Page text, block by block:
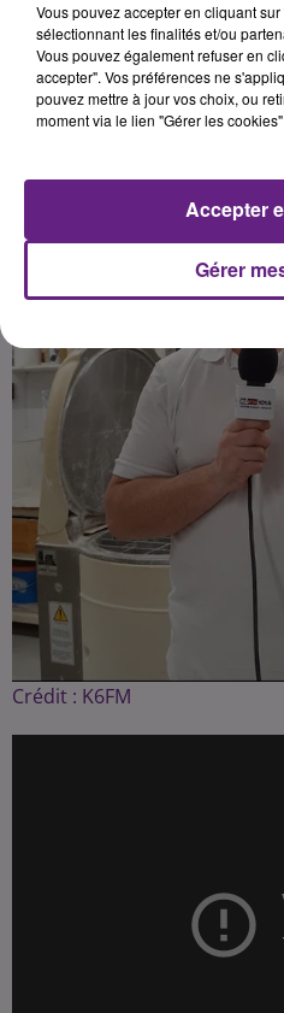
18h35 sur M6.
Publié : 7 avril 2021 à 12h00
Crédit : K6FM
Vous pouvez accepter en cliquant
sélectionnant les finalités et/ou
Vous pouvez également refuser en
accepter". Vos préférences ne
pouvez mettre à jour vos choix, ou
moment via le lien "Gérer les
Gérer
Accepter